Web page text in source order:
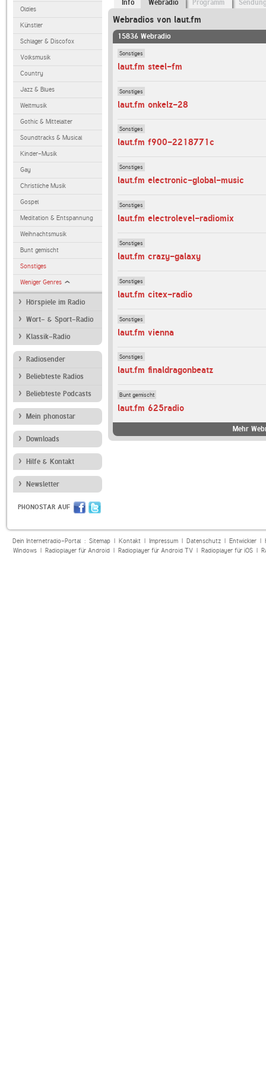
Oldies
Künstler
Schlager & Discofox
Volksmusik
Country
Jazz & Blues
Weltmusik
Gothic & Mittelalter
Soundtracks & Musical
Kinder-Musik
Gay
Christliche Musik
Gospel
Meditation & Entspannung
Weihnachtsmusik
Bunt gemischt
Sonstiges
Weniger Genres
Hörspiele im Radio
Wort- & Sport-Radio
Klassik-Radio
Radiosender
Beliebteste Radios
Beliebteste Podcasts
Mein phonostar
Downloads
Hilfe & Kontakt
Newsletter
PHONOSTAR AUF
Info Webradio Programm
Webradios von laut.fm
15836 Webradio
Sonstiges
laut.fm steel-fm
Sonstiges
laut.fm onkelz-28
Sonstiges
laut.fm f900-2218771c
Sonstiges
laut.fm electronic-global-music
Sonstiges
laut.fm electrolevel-radiomix
Sonstiges
laut.fm crazy-galaxy
Sonstiges
laut.fm citex-radio
Sonstiges
laut.fm vienna
Sonstiges
laut.fm finaldragonbeatz
Bunt gemischt
laut.fm 625radio
Mehr
Dein Internetradio-Portal : Sitemap| Kontakt| Impressum| Datenschutz| Entwickler|
Windows| Radioplayer für Android| Radioplayer für Android TV| Radioplayer für iOS|